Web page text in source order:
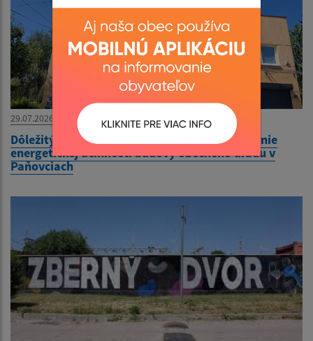
29.07.2026
Dôležitý oznam - Stavebné úpravy na zvyšovanie
energetickej účinnosti budovy obecného úradu v
Paňovciach